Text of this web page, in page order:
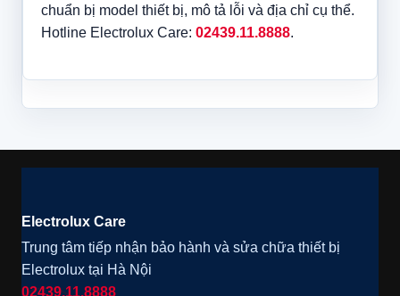
chuẩn bị model thiết bị, mô tả lỗi và địa chỉ cụ thể.
Hotline Electrolux Care: 02439.11.8888.
Electrolux Care
Trung tâm tiếp nhận bảo hành và sửa chữa thiết bị
Electrolux tại Hà Nội
02439.11.8888